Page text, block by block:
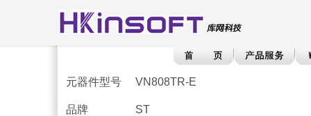
元器件型号 VN808TR-E
品牌 ST